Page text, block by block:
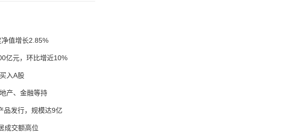
值增长2.85%
亿元，环比增近10%
入A股
产、金融等持
品发行，规模达9亿
成交额高位